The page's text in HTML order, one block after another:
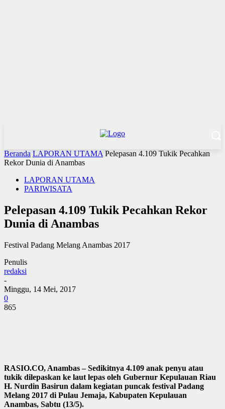
Beranda LAPORAN UTAMA Pelepasan 4.109 Tukik Pecahkan
Rekor Dunia di Anambas
LAPORAN UTAMA
PARIWISATA
Pelepasan 4.109 Tukik Pecahkan Rekor
Dunia di Anambas
Festival Padang Melang Anambas 2017
Penulis
redaksi
-
Minggu, 14 Mei, 2017
0
865
RASIO.CO, Anambas – Sedikitnya 4.109 anak penyu atau
tukik dilepaskan ke laut lepas oleh Gubernur Kepulauan Riau
H. Nurdin Basirun dalam kegiatan puncak festival Padang
Melang 2017 di Pulau Jemaja, Kabupaten Kepulauan
Anambas, Sabtu (13/5).